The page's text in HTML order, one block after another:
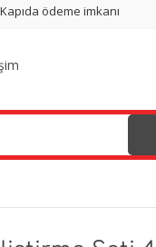
ödeme imkanı